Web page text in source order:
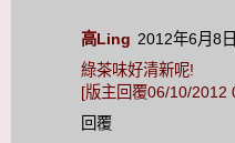
高Ling 2012年6月8
綠茶味好清新呢!
[版主回覆06/10/2012
回覆